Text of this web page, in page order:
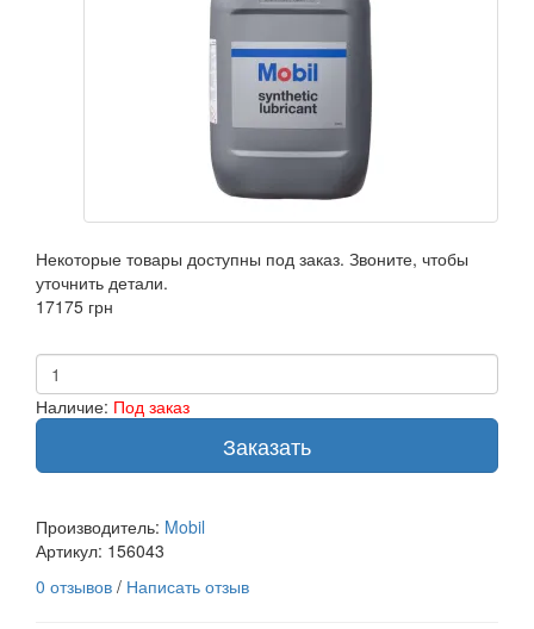
Некоторые товары доступны под заказ. Звоните, чтобы
уточнить детали.
17175 грн
Наличие: Под заказ
Заказать
Производитель: Mobil
Артикул: 156043
0 отзывов / Написать отзыв